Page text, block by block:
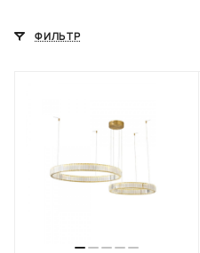
ФИЛЬТР